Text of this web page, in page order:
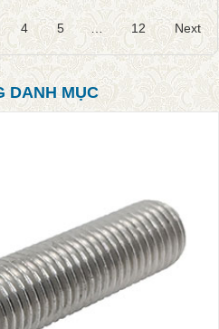
4 5 … 12 Next
DANH MỤC